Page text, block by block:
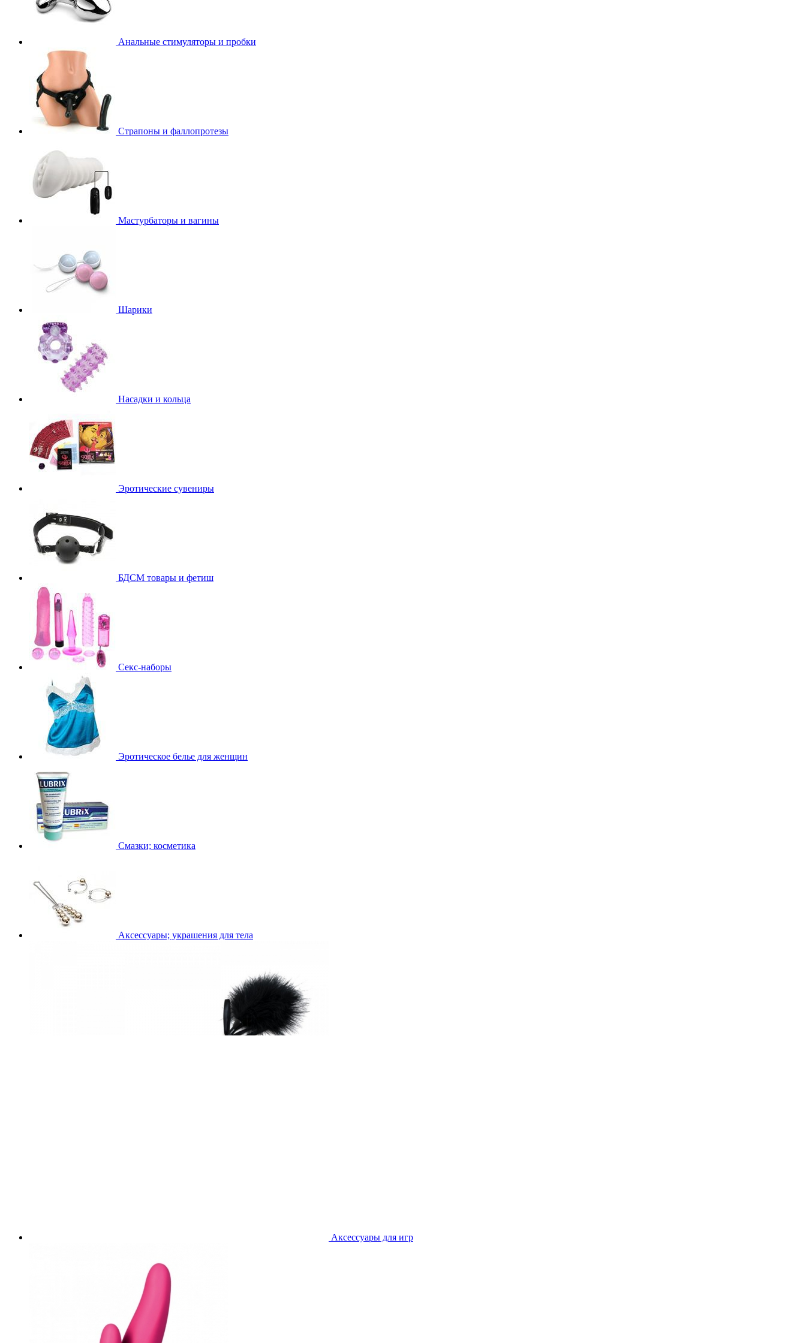
Анальные стимуляторы и пробки
Страпоны и фаллопротезы
Мастурбаторы и вагины
Шарики
Насадки и кольца
Эротические сувениры
БДСМ товары и фетиш
Секс-наборы
Эротическое белье для женщин
Смазки; косметика
Аксессуары; украшения для тела
Аксессуары для игр